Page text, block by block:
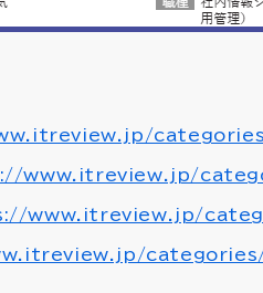
www.itreview.jp/
www.itreview.jp/